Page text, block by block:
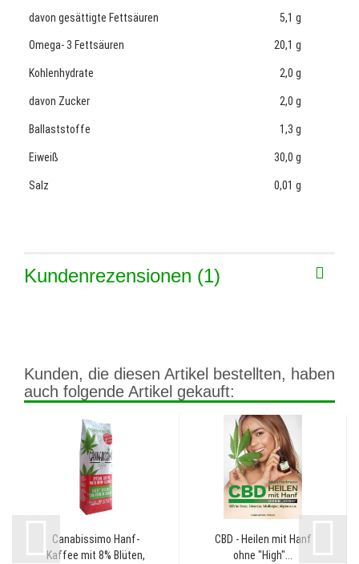
davon gesättigte Fettsäuren 5,1 g
Omega- 3 Fettsäuren 20,1 g
Kohlenhydrate 2,0 g
davon Zucker 2,0 g
Ballaststoffe 1,3 g
Eiweiß 30,0 g
Salz 0,01 g
Kundenrezensionen (1)
Kunden, die diesen Artikel bestellten, haben
auch folgende Artikel gekauft:
Canabissimo Hanf-
Kaffee mit 8% Blüten,
CBD - Heilen mit Hanf
ohne "High"...